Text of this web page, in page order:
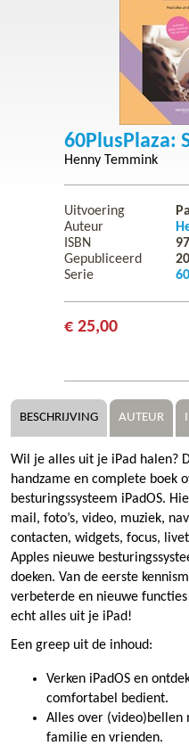
60PlusPlaza:
Henny Temmink
Uitvoering
Auteur
ISBN
Gepubliceerd
Serie
€ 25,00
BESCHRIJVING AUTEUR
Wil je alles uit je iPad halen?
handzame en complete boek
besturingssysteem iPadOS.
mail, foto’s, video, muziek,
contacten, widgets, focus,
Apples nieuwe
doeken. Van de eerste
verbeterde en nieuwe
echt alles uit je iPad!
Een greep uit de inhoud:
Verken iPadOS en
comfortabel bedient.
Alles over (video)bellen
familie en vrienden.